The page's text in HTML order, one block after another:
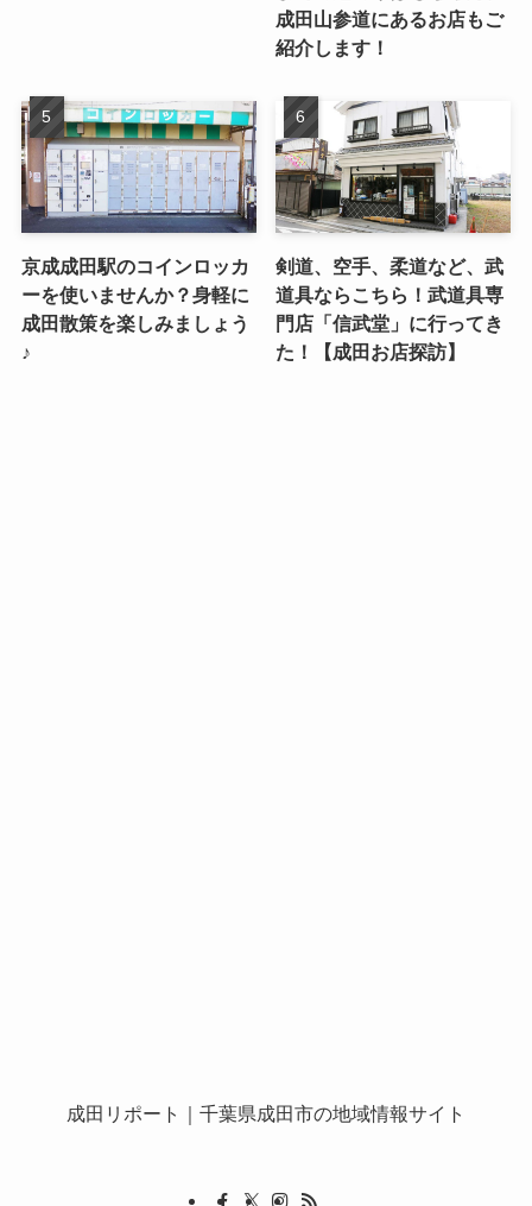
成田山参道にあるお店もご
紹介します！
京成成田駅のコインロッカ
ーを使いませんか？身軽に
成田散策を楽しみましょう
♪
剣道、空手、柔道など、武
道具ならこちら！武道具専
門店「信武堂」に行ってき
た！【成田お店探訪】
成田リポート ｜千葉県成田市の地域情報サイト